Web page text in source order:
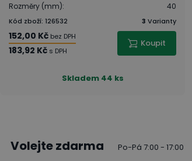
Rozměry (mm): 40
Kód zboží:126532 3 Varianty
152,00 Kč bez DPH
183,92 Kč s DPH
Koupit
Skladem 44 ks
Volejte zdarma Po-Pá 7:00 - 17:00